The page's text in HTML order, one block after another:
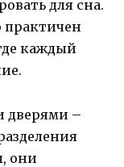
для сна.
практичен
каждый
дверями –
они